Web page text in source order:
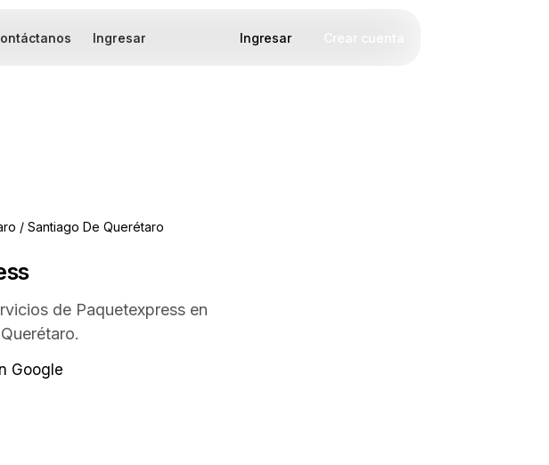
Ingresar Ingresar
/ Santiago De Querétaro
de Paquetexpress en
Google